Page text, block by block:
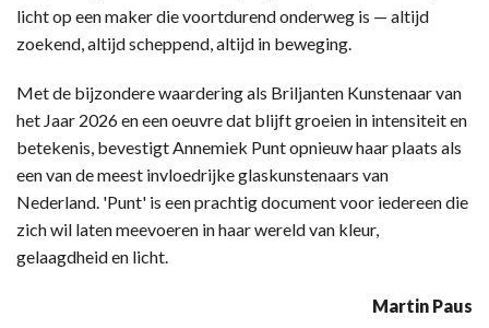
licht op een maker die voortdurend onderweg is — altijd
zoekend, altijd scheppend, altijd in beweging.
Met de bijzondere waardering als Briljanten Kunstenaar van
het Jaar 2026 en een oeuvre dat blijft groeien in intensiteit en
betekenis, bevestigt Annemiek Punt opnieuw haar plaats als
een van de meest invloedrijke glaskunstenaars van
Nederland. 'Punt' is een prachtig document voor iedereen die
zich wil laten meevoeren in haar wereld van kleur,
gelaagdheid en licht.
Martin Paus